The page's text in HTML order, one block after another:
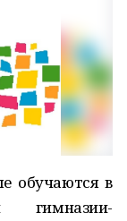
обучаются в
гимназии-